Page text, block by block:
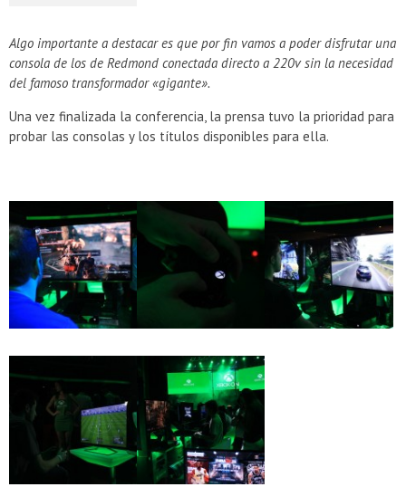
Algo importante a destacar es que por fin vamos a poder disfrutar una
consola de los de Redmond conectada directo a 220v sin la necesidad
del famoso transformador «gigante».
Una vez finalizada la conferencia, la prensa tuvo la prioridad para
probar las consolas y los títulos disponibles para ella.